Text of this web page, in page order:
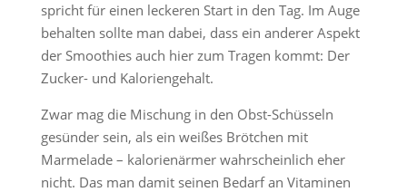
spricht für einen leckeren Start in den Tag. Im Auge
behalten sollte man dabei, dass ein anderer Aspekt
der Smoothies auch hier zum Tragen kommt: Der
Zucker- und Kaloriengehalt.
Zwar mag die Mischung in den Obst-Schüsseln
gesünder sein, als ein weißes Brötchen mit
Marmelade – kalorienärmer wahrscheinlich eher
nicht. Das man damit seinen Bedarf an Vitaminen